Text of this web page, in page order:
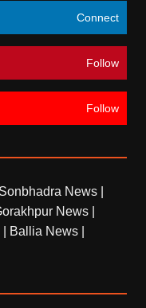
Connect
Follow
Follow
Sonbhadra News
News
Ballia News